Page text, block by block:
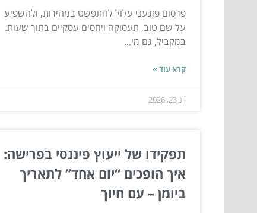
פרסום פוגעני עלול להתפשט במהירות, ולהשפיע
על שם טוב, תעסוקה ויחסים עסקיים בתוך שעות.
במקביל, גם מי...
קרא עוד »
יונ 23, 2026
תפקידו של ייעוץ פיננסי בפרישה:
איך הופכים “יום אחד” לתאריך
ביומן – עם חיוך